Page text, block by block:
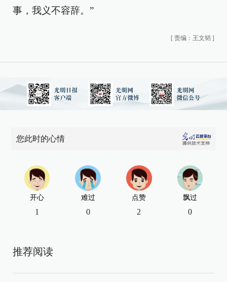
事，我义不容辞。”
[ 责编：王文韬 ]
您此时的心情
开心
1
难过
0
点赞
2
飘过
0
推荐阅读